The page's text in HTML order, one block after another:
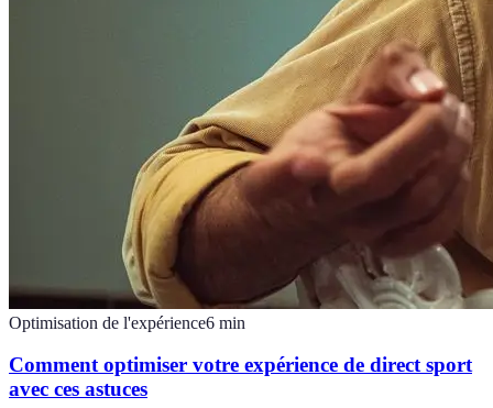
Optimisation de l'expérience6 min
Comment optimiser votre expérience de direct sport
avec ces astuces